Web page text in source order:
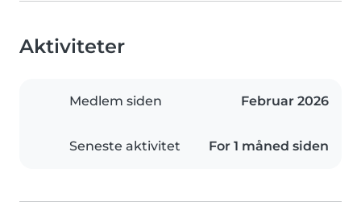
Aktiviteter
Medlem siden Februar 2026
Seneste aktivitet For 1 måned siden